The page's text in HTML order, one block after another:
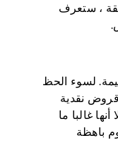
، ستعرف
لسوء الحظ
قروض نقدية
غالبا ما
باهظة